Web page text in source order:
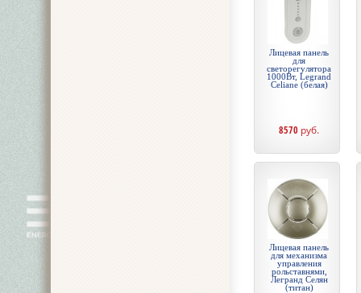
Лицевая панель
для
светорегулятора
1000Вт, Legrand
Celiane (белая)
8570 руб.
Лицевая панель
для механизма
управления
рольставнями,
Легранд Селян
(титан)